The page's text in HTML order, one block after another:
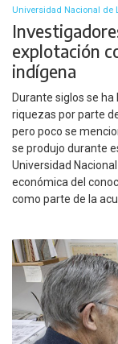
Universidad Nacional de
explotación
indígena
Durante siglos se
riquezas por parte
pero poco se
se produjo durante
Universidad
económica del
como parte de la